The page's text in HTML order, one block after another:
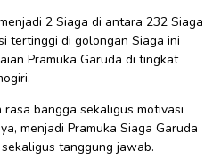
2 Siaga di antara 232 Siaga
tertinggi di golongan Siaga ini
Pramuka Garuda di tingkat
rasa bangga sekaligus motivasi
menjadi Pramuka Siaga Garuda
tanggung jawab.